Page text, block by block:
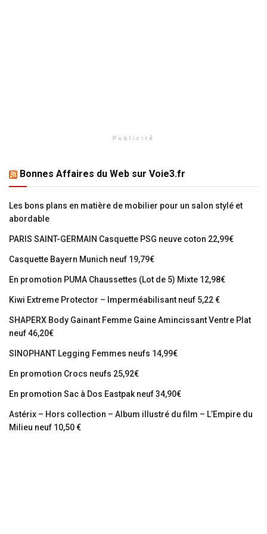
Publicité
Bonnes Affaires du Web sur Voie3.fr
Les bons plans en matière de mobilier pour un salon stylé et
abordable
PARIS SAINT-GERMAIN Casquette PSG neuve coton 22,99€
Casquette Bayern Munich neuf 19,79€
En promotion PUMA Chaussettes (Lot de 5) Mixte 12,98€
Kiwi Extreme Protector – Imperméabilisant neuf 5,22 €
SHAPERX Body Gainant Femme Gaine Amincissant Ventre Plat
neuf 46,20€
SINOPHANT Legging Femmes neufs 14,99€
En promotion Crocs neufs 25,92€
En promotion Sac à Dos Eastpak neuf 34,90€
Astérix – Hors collection – Album illustré du film – L’Empire du
Milieu neuf 10,50 €